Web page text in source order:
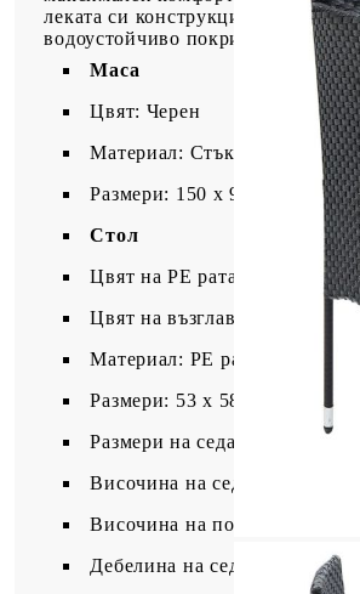
леката си конструкция.
водоустойчиво покривало.
Маса
Цвят: Черен
Материал: Стъкло, алуминий
Размери: 150 x 90 x 74 см
Стол
Цвят на PE ратана: Черен
Цвят на възглавницата:
Материал: PE ратан,
Размери: 53 x 58 x 84 см (Ш
Размери на седалката: 39/
Височина на седалката от
Височина на подлакътника
Дебелина на седалката: 4 см